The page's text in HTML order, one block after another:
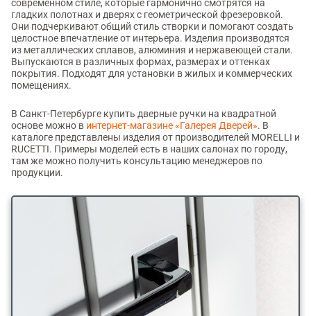
современном стиле, которые гармонично смотрятся на
гладких полотнах и дверях с геометрической фрезеровкой.
Они подчеркивают общий стиль створки и помогают создать
целостное впечатление от интерьера. Изделия производятся
из металлических сплавов, алюминия и нержавеющей стали.
Выпускаются в различных формах, размерах и оттенках
покрытия. Подходят для установки в жилых и коммерческих
помещениях.
В Санкт-Петербурге купить дверные ручки на квадратной
основе можно в интернет-магазине «Галерея Дверей». В
каталоге представлены изделия от производителей MORELLI и
RUCETTI. Примеры моделей есть в наших салонах по городу,
там же можно получить консультацию менеджеров по
продукции.